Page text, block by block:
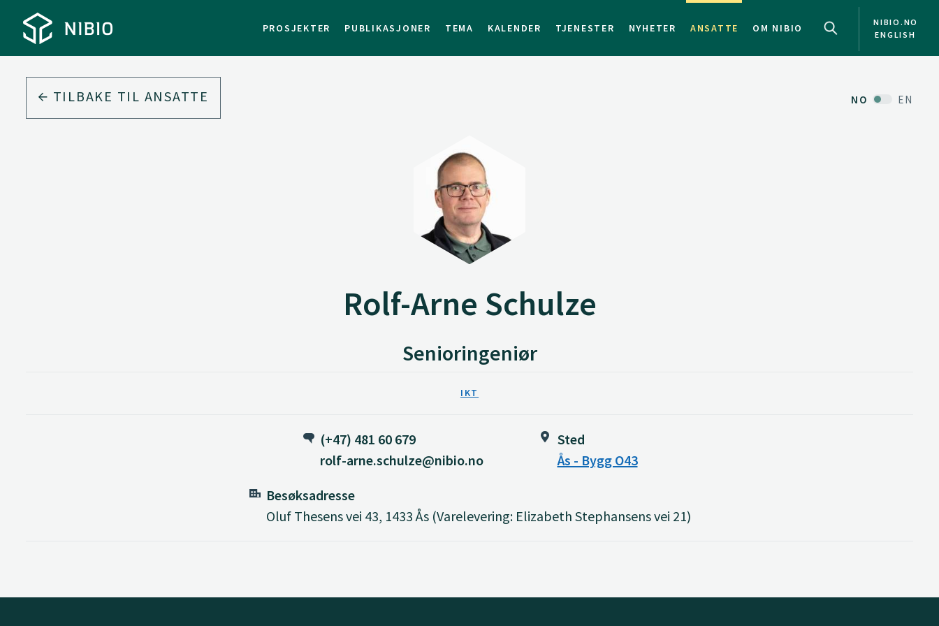
PROSJEKTER PUBLIKASJONER TEMA KALENDER TJENESTER NYHETER ANSATTE OM NIBIO
NIBIO.NO
ENGLISH
TILBAKE TIL ANSATTE NO EN
Rolf-Arne Schulze
Senioringeniør
IKT
(+47) 481 60 679
rolf-arne.schulze@nibio.no
Sted
Ås - Bygg O43
Besøksadresse
Oluf Thesens vei 43, 1433 Ås (Varelevering: Elizabeth Stephansens vei 21)